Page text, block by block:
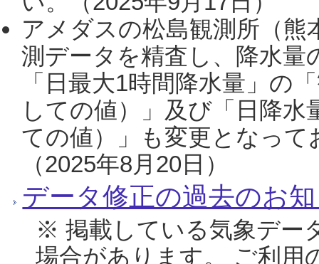
アメダスの松島観測所（熊
測データを精査し、降水
「日最大1時間降水量」の
しての値）」及び「日降
ての値）」も変更となっ
（2025年8月20日）
データ修正の過去のお
※ 掲載している気象デー
場合があります。 ご利用